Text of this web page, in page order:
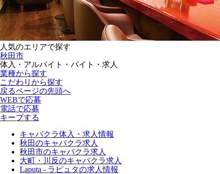
人気のエリアで探す
秋田市
体入・アルバイト・バイト・求人
業種から探す
こだわりから探す
戻るページの先頭へ
WEBで応募
電話で応募
キープする
キャバクラ体入・求人情報
秋田のキャバクラ求人
秋田市のキャバクラ求人
大町・川反のキャバクラ求人
Laputa - ラピュタの求人情報